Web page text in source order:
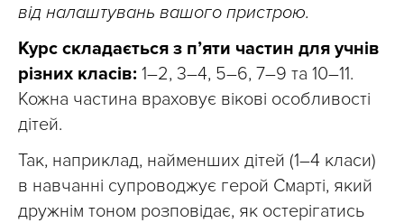
від налаштувань вашого пристрою.
Курс складається з п’яти частин для учнів
різних класів: 1–2, 3–4, 5–6, 7–9 та 10–11.
Кожна частина враховує вікові особливості
дітей.
Так, наприклад, найменших дітей (1–4 класи)
в навчанні супроводжує герой Смарті, який
дружнім тоном розповідає, як остерігатись